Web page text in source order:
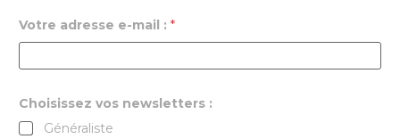
Votre adresse e-mail : *
Choisissez vos newsletters :
Généraliste